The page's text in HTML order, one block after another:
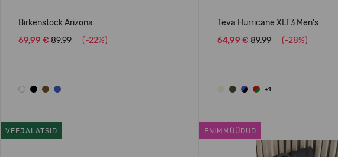
Birkenstock Arizona
69,99 € 89.99 (-22%)
Teva Hurricane XLT3 Men's
64,99 € 89.99 (-28%)
+1
VEEJALATSID ENIMMÜÜDUD